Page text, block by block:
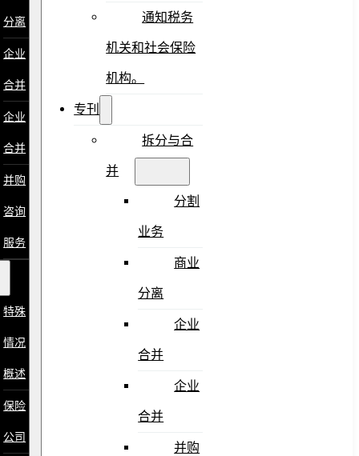
分离
企业
合并
企业
合并
并购
咨询
服务
特殊
情况
概述
保险
公司
通知税务
机关和社会保险
机构。
专刊
拆分与合
并
分割
业务
商业
分离
企业
合并
企业
合并
并购